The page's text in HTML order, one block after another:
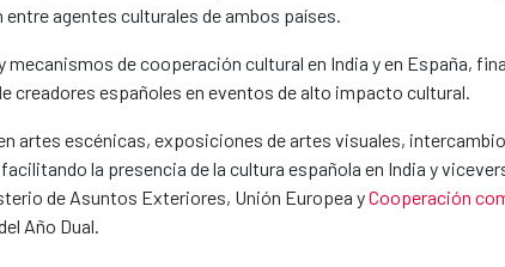
agentes culturales de ambos países.
de cooperación cultural en India y en España,
españoles en eventos de alto impacto cultural.
artes escénicas, exposiciones de artes visuales,
la presencia de la cultura española en India y
de Asuntos Exteriores, Unión Europea yCooperación
Año Dual.